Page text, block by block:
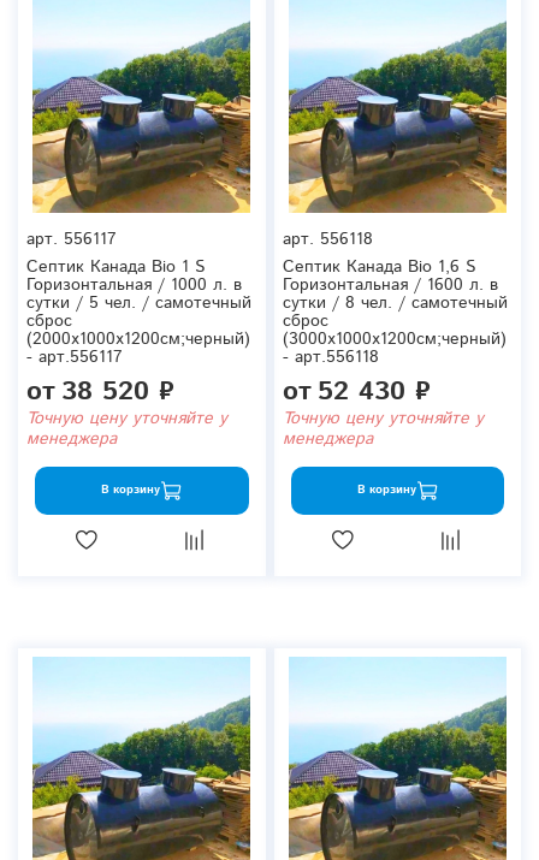
арт. 556117
Септик Канада Bio 1 S
Горизонтальная / 1000 л. в
сутки / 5 чел. / самотечный
сброс
(2000x1000x1200см;черный)
- арт.556117
от38 520 ₽
Точную цену уточняйте у
менеджера
В корзину
арт. 556118
Септик Канада Bio 1,6 S
Горизонтальная / 1600 л. в
сутки / 8 чел. / самотечный
сброс
(3000x1000x1200см;черный)
- арт.556118
от52 430 ₽
Точную цену уточняйте у
менеджера
В корзину